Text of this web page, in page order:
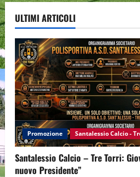
ULTIMI ARTICOLI
Promozione Santalessio Calcio -
Santalessio Calcio – Tre Torri:
nuovo Presidente”